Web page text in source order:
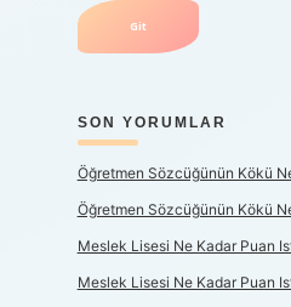
SON YORUMLAR
Öğretmen Sözcüğünün Kökü
Öğretmen Sözcüğünün Kökü
Meslek Lisesi Ne Kadar Puan
Meslek Lisesi Ne Kadar Puan